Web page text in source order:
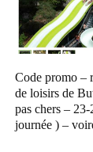
Code promo –
de loisirs de
pas chers – 23-
journée ) –